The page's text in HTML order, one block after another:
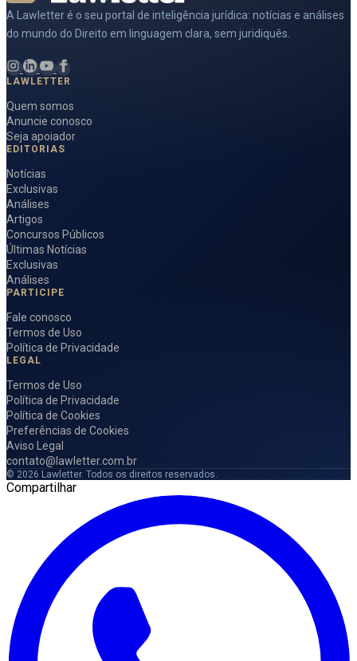
A Lawletter é o seu portal de inteligência jurídica: notícias e análises
do mundo do Direito em linguagem clara, sem juridiquês.
LAWLETTER
Quem somos
Anuncie conosco
Seja apoiador
EDITORIAS
Notícias
Exclusivas
Análises
Artigos
Concursos Públicos
Últimas Notícias
Exclusivas
Análises
PARTICIPE
Fale conosco
Termos de Uso
Política de Privacidade
LEGAL
Termos de Uso
Política de Privacidade
Política de Cookies
Preferências de Cookies
Aviso Legal
contato@lawletter.com.br
© 2026 Lawletter. Todos os direitos reservados.
Compartilhar